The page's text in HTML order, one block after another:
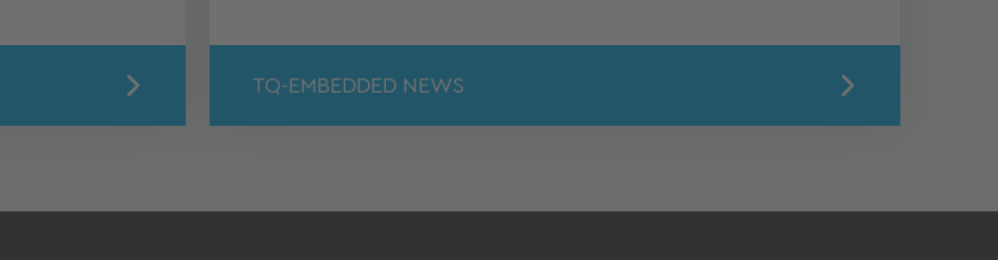
TQ-EMBEDDED NEWS